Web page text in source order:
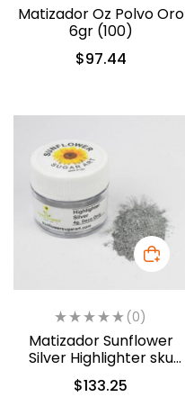
Matizador Oz Polvo Oro
6gr (100)
$97.44
(0)
Matizador Sunflower
Silver Highlighter sku
(278)
$133.25